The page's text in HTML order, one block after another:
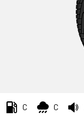
C C